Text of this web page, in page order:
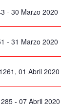
- 30 Marzo 2020
- 31 Marzo 2020
01 Abril 2020
- 07 Abril 2020